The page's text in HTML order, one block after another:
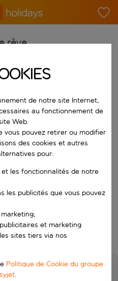
rêve
automatique. Lorsque les
automatique. Lorsque les
de notre site Internet,
au fonctionnement de
Web.
vous pouvez retirer ou modifier
des cookies et autres
pour:
les fonctionnalités de notre
les publicités que vous pouvez
et marketing
sites tiers via nos
Politique de Cookie du groupe
.